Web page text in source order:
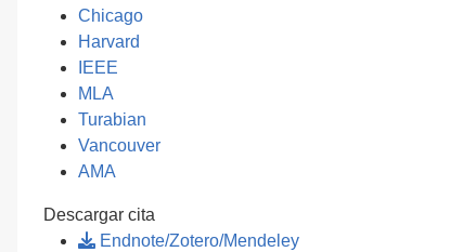
Chicago
Harvard
IEEE
MLA
Turabian
Vancouver
AMA
Descargar cita
Endnote/Zotero/Mendeley